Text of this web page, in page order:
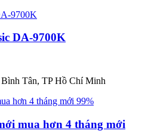
DA-9700K
Tân, TP Hồ Chí Minh
mua hơn 4 tháng mới